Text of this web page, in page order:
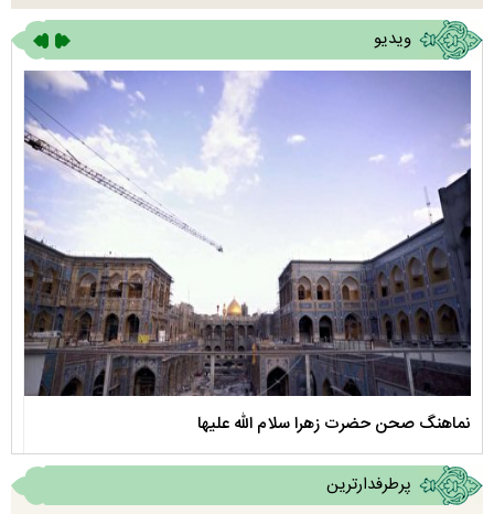
ویدیو
نماهنگ صحن حضرت زهرا سلام الله علیها
پرطرفدارترین